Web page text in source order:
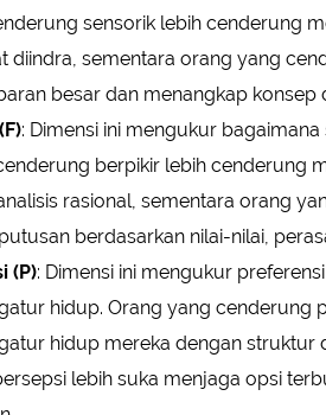
sensorik lebih cenderung
diindra, sementara orang yang
besar dan menangkap konsep
: Dimensi ini mengukur
berpikir lebih cenderung
rasional, sementara orang
berdasarkan nilai-nilai,
(P): Dimensi ini mengukur
hidup. Orang yang cenderung
hidup mereka dengan struktur
lebih suka menjaga opsi